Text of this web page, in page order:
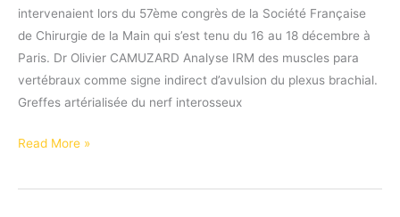
intervenaient lors du 57ème congrès de la Société Française
de Chirurgie de la Main qui s’est tenu du 16 au 18 décembre à
Paris. Dr Olivier CAMUZARD Analyse IRM des muscles para
vertébraux comme signe indirect d’avulsion du plexus brachial.
Greffes artérialisée du nerf interosseux
57e
de
Read More »